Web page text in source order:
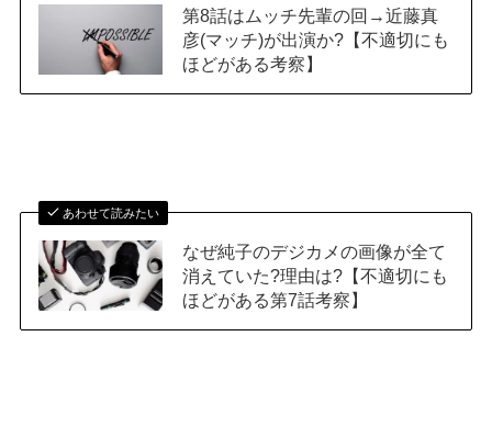
第8話はムッチ先輩の回→近藤真
彦(マッチ)が出演か?【不適切にも
ほどがある考察】
あわせて読みたい
なぜ純子のデジカメの画像が全て
消えていた?理由は?【不適切にも
ほどがある第7話考察】